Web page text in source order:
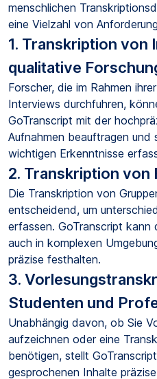
menschlichen
eine Vielzahl von
1. Transkription von
qualitative
Forscher, die im Rahmen
Interviews durchfuhren,
GoTranscript mit der
Aufnahmen beauftragen und
wichtigen Erkenntnisse
2. Transkription von
Die Transkription von
entscheidend, um
erfassen. GoTranscript kann
auch in komplexen
präzise festhalten.
3.
Studenten und
Unabhängig davon, ob Sie
aufzeichnen oder eine
benötigen, stellt
gesprochenen Inhalte